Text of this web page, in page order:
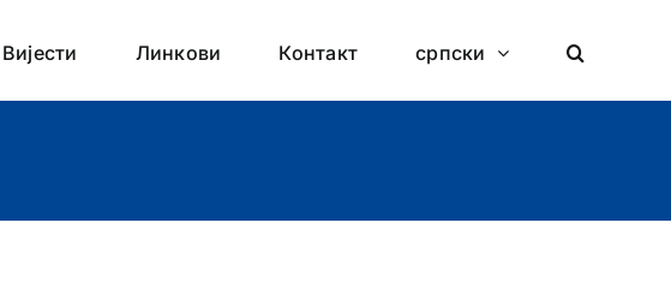
Вијести Линкови Контакт српски